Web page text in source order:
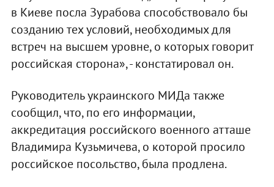
в Киеве посла Зурабова способствовало бы
созданию тех условий, необходимых для
встреч на высшем уровне, о которых говорит
российская сторона», - констатировал он.
Руководитель украинского МИДа также
сообщил, что, по его информации,
аккредитация российского военного атташе
Владимира Кузьмичева, о которой просило
российское посольство, была продлена.